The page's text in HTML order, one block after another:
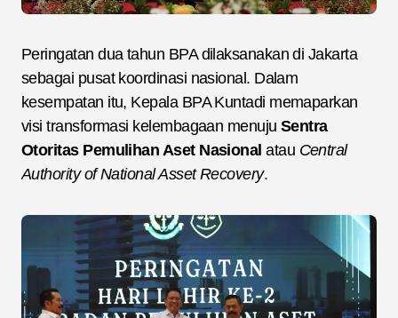
Peringatan dua tahun BPA dilaksanakan di Jakarta
sebagai pusat koordinasi nasional. Dalam
kesempatan itu, Kepala BPA Kuntadi memaparkan
visi transformasi kelembagaan menujuSentra
Otoritas Pemulihan Aset Nasional atau Central
Authority of National Asset Recovery.